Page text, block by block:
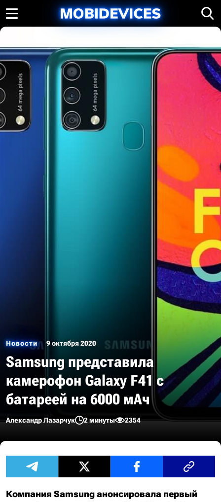
Новости 9 октября 2020
Samsung представила
камерофон Galaxy F41 с
батареей на 6000 мАч
Александр Лазарчук 2 минуты 2354
Компания Samsung анонсировала первый